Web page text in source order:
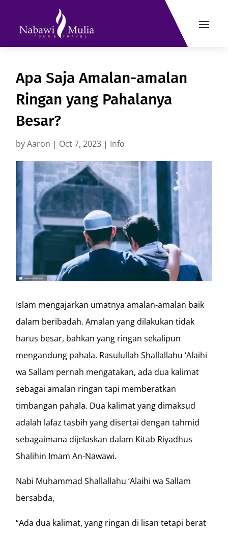
Apa Saja Amalan-amalan
Ringan yang Pahalanya
Besar?
byAaron | Oct 7, 2023 | Info
Islam mengajarkan umatnya amalan-amalan baik
dalam beribadah. Amalan yang dilakukan tidak
harus besar, bahkan yang ringan sekalipun
mengandung pahala. Rasulullah Shallallahu ‘Alaihi
wa Sallam pernah mengatakan, ada dua kalimat
sebagai amalan ringan tapi memberatkan
timbangan pahala. Dua kalimat yang dimaksud
adalah lafaz tasbih yang disertai dengan tahmid
sebagaimana dijelaskan dalam Kitab Riyadhus
Shalihin Imam An-Nawawi.
Nabi Muhammad Shallallahu ‘Alaihi wa Sallam
bersabda,
“Ada dua kalimat, yang ringan di lisan tetapi berat